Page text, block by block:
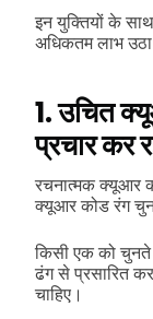
इन युक्तियों के
अधिकतम लाभ
1. उचित
प्रचार कर
रचनात्मक क्यूआर
क्यूआर कोड रंग
किसी एक को
ढंग से प्रसारित
चाहिए।